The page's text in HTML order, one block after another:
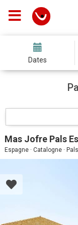
Dates
Mas Jofre Pals
Espagne · Catalogne · Pals